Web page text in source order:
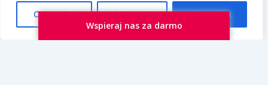
Customize Reject All Accept All
Wspieraj nas za darmo